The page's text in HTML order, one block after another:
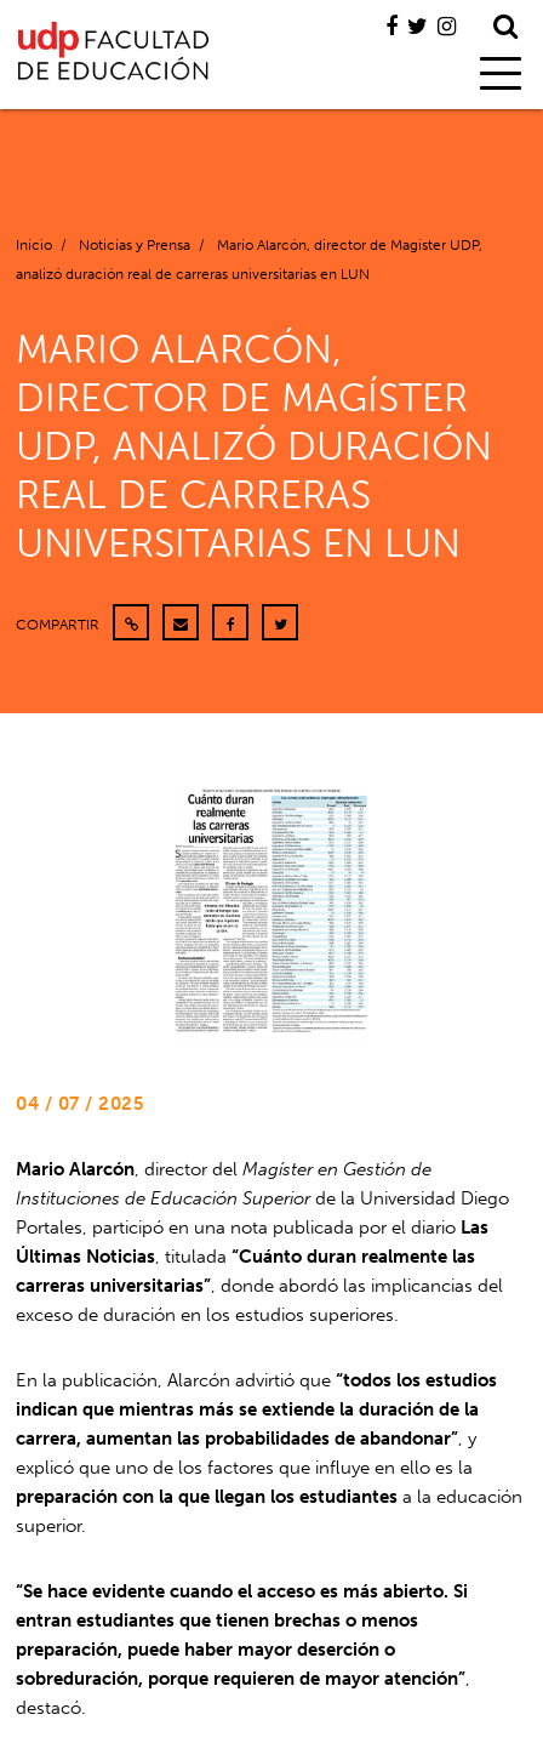
Inicio / Noticias y Prensa /
Mario Alarcón, director de Magíster UDP,
analizó duración real de carreras universitarias en LUN
MARIO ALARCÓN,
DIRECTOR DE MAGÍSTER
UDP, ANALIZÓ DURACIÓN
REAL DE CARRERAS
UNIVERSITARIAS EN LUN
COMPARTIR
04 / 07 / 2025
Mario Alarcón , director delMagíster en Gestión de
Instituciones de Educación Superiorde la Universidad Diego
Portales, participó en una nota publicada por el diario Las
Últimas Noticias , titulada“Cuánto duran realmente las
carreras universitarias” , donde abordó las implicancias del
exceso de duración en los estudios superiores.
En la publicación, Alarcón advirtió que“todos los estudios
indican que mientras más se extiende la duración de la
carrera, aumentan las probabilidades de abandonar” , y
explicó que uno de los factores que influye en ello es la
preparación con la que llegan los estudiantes a la educación
superior.
“Se hace evidente cuando el acceso es más abierto. Si
entran estudiantes que tienen brechas o menos
preparación, puede haber mayor deserción o
sobreduración, porque requieren de mayor atención”
destacó.